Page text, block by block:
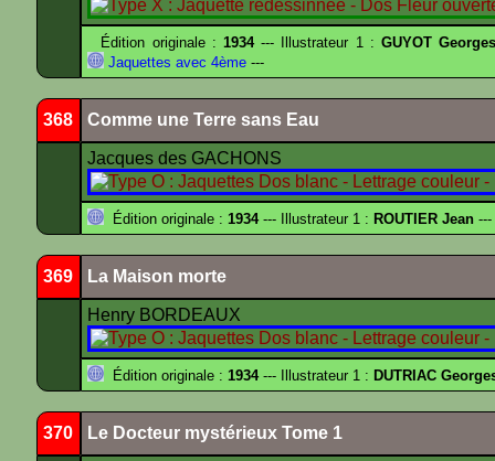
Édition originale : 1934--- Illustrateur 1 : GUYOT
Jaquettes avec 4ème ---
368 Comme une Terre sans Eau
Jacques des GACHONS
Édition originale : 1934--- Illustrateur 1 : ROUTIER Jean ---
369 La Maison morte
Henry BORDEAUX
Édition originale : 1934--- Illustrateur 1 : DUTRIAC
370 Le Docteur mystérieux Tome 1